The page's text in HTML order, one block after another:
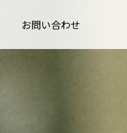
お問い合わせ